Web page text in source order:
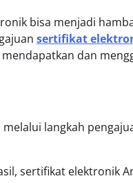
bisa menjadi
sertifikat
dan
langkah
sertifikat elektronik